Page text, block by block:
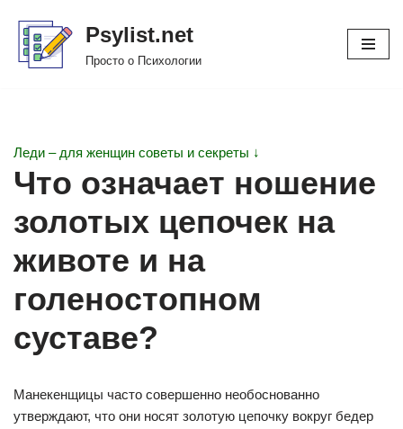
Перейти
Psylist.net
Просто о Психологии
Леди – для женщин советы и секреты ↓
Что означает ношение
золотых цепочек на
животе и на
голеностопном
суставе?
Манекенщицы часто совершенно необоснованно
утверждают, что они носят золотую цепочку вокруг бедер